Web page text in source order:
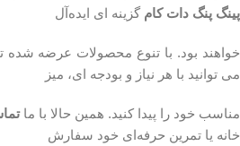
پینگ پنگ دات کام گزینه‌ ای ایده‌آل
خواهند بود. با تنوع محصولات عرضه‌
می‌ توانید با هر نیاز و بودجه‌ ای، میز
مناسب خود را پیدا کنید. همین حالا با ما
خانه یا تمرین حرفه‌ای خود سفارش